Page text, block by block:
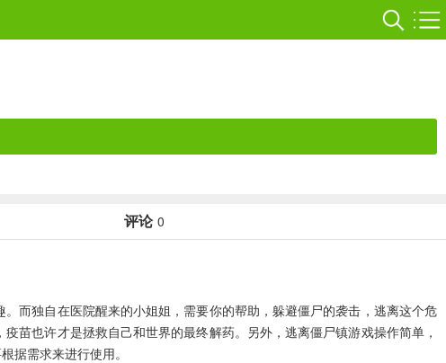
评论 0
而独自在医院醒来的小姐姐，需要你的帮助，躲避僵尸的袭击，逃离这个危
苗也许才是拯救自己和世界的最终解药。另外，逃离僵尸镇游戏操作简单，
据需求来进行使用。